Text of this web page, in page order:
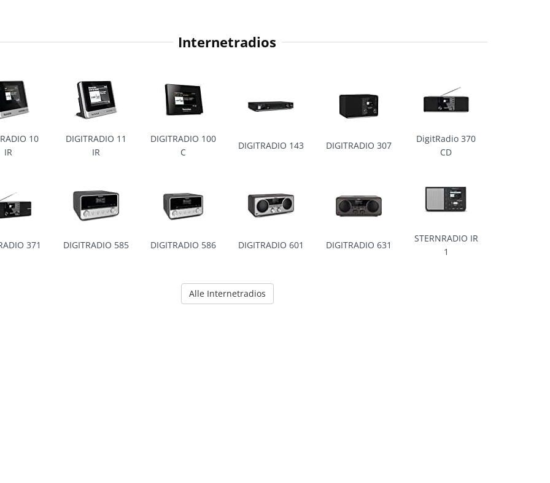
Internetradios
10
IR
DIGITRADIO 11
IR
DIGITRADIO 100
C
DIGITRADIO 143 DIGITRADIO 307
DigitRadio 370
CD
371 DIGITRADIO 585 DIGITRADIO 586 DIGITRADIO 601 DIGITRADIO 631
STERNRADIO IR
1
Alle Internetradios